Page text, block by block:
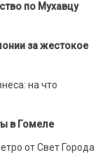
по Мухавцу
за жестокое
на что
в Гомеле
от Свет Города